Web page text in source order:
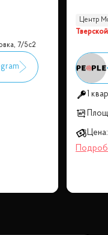
7/5с2
Центр
Тверской
1
Цена: